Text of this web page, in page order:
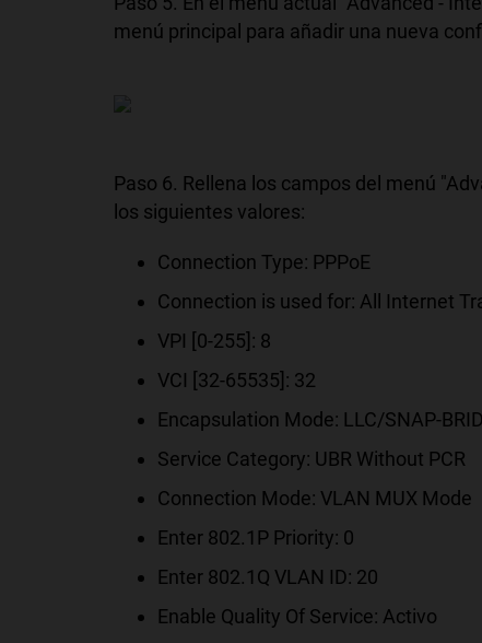
menú principal para añadir una nueva
Paso 6. Rellena los campos del menú
los siguientes valores:
Connection Type: PPPoE
Connection is used for: All Internet
VPI [0-255]: 8
VCI [32-65535]: 32
Encapsulation Mode: LLC/SNAP-
Service Category: UBR Without PCR
Connection Mode: VLAN MUX Mode
Enter 802.1P Priority: 0
Enter 802.1Q VLAN ID: 20
Enable Quality Of Service: Activo